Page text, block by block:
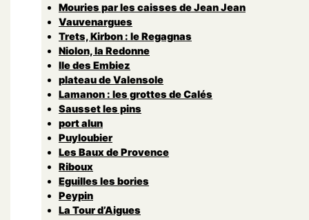
Mouries par les caisses de Jean Jean
Vauvenargues
Trets, Kirbon : le Regagnas
Niolon, la Redonne
Ile des Embiez
plateau de Valensole
Lamanon : les grottes de Calés
Sausset les pins
port alun
Puyloubier
Les Baux de Provence
Riboux
Eguilles les bories
Peypin
La Tour d’Aigues